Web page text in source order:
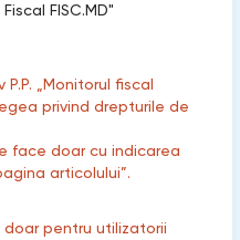
FISC.MD"
„Monitorul fiscal
privind drepturile de
face doar cu indicarea
articolului”.
pentru utilizatorii